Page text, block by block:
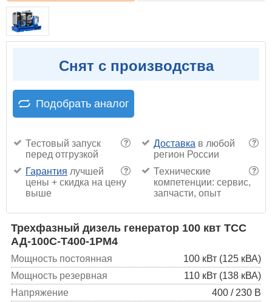
Снят с производства
Подобрать аналог
?
Тестовый запуск
перед отгрузкой
?
Доставка в любой
регион России
?
Гарантия лучшей
цены + скидка на цену
выше
?
Технические
компетенции: сервис,
запчасти, опыт
Трехфазный дизель генератор 100 квт ТСС
АД-100С-Т400-1РМ4
Мощность постоянная
100 кВт (125 кВА)
Мощность резервная
110 кВт (138 кВА)
Напряжение
400 / 230 В